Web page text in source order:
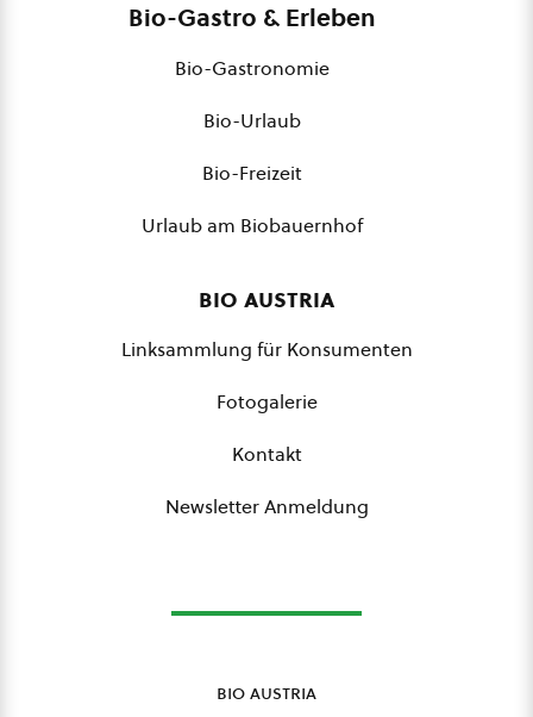
Bio-Gastro & Erleben
Bio-Gastronomie
Bio-Urlaub
Bio-Freizeit
Urlaub am Biobauernhof
bio austria
Linksammlung für Konsumenten
Fotogalerie
Kontakt
Newsletter Anmeldung
bio austria